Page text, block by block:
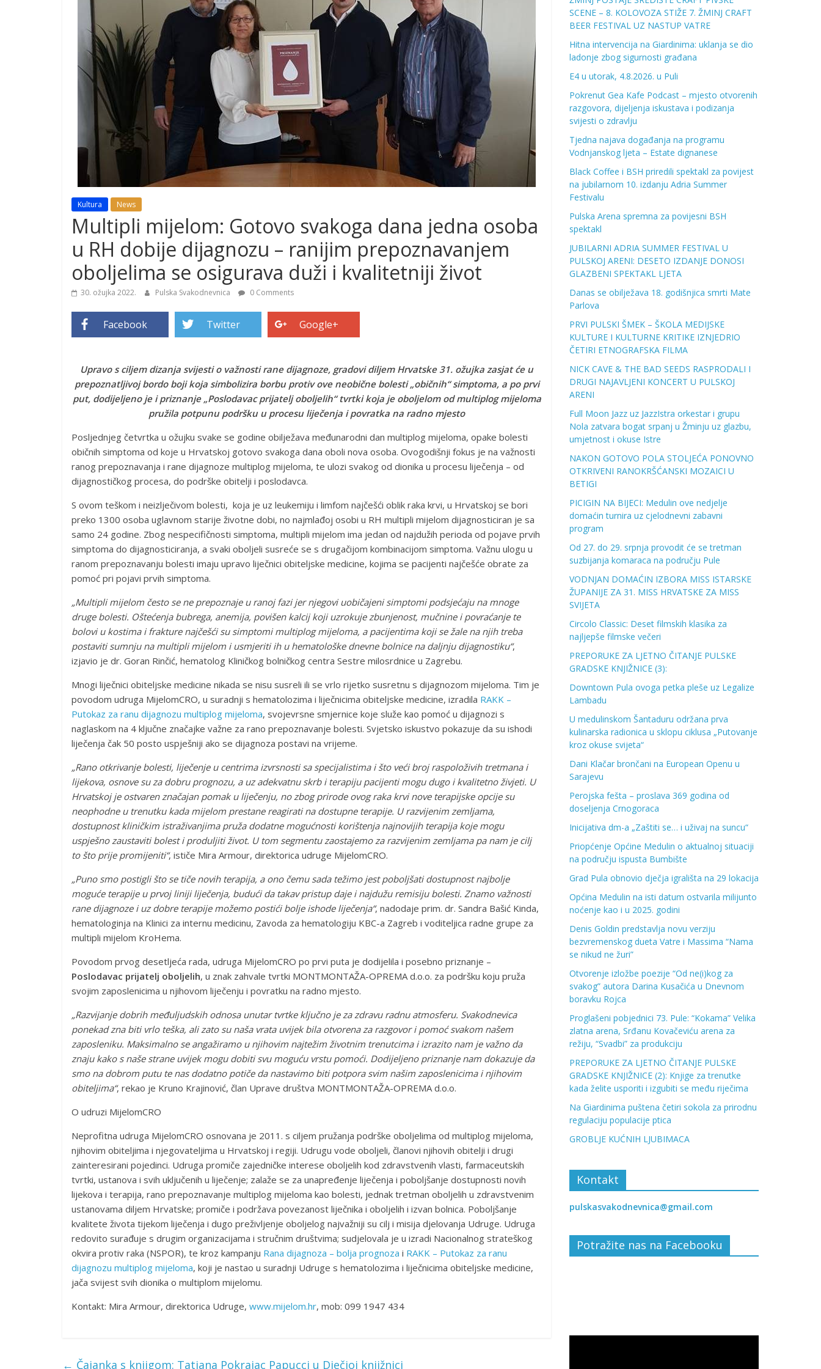
Kultura News
Multipli mijelom: Gotovo svakoga dana jedna osoba
u RH dobije dijagnozu – ranijim prepoznavanjem
oboljelima se osigurava duži i kvalitetniji život
30. ožujka 2022. Pulska Svakodnevnica 0 Comments
Facebook Twitter Google+
Upravo s ciljem dizanja svijesti o važnosti rane dijagnoze, gradovi diljem Hrvatske 31. ožujka zasjat će u
prepoznatljivoj bordo boji koja simbolizira borbu protiv ove neobične bolesti „običnih“ simptoma, a po prvi
put, dodijeljeno je i priznanje „Poslodavac prijatelj oboljelih“ tvrtki koja je oboljelom od multiplog mijeloma
pružila potpunu podršku u procesu liječenja i povratka na radno mjesto
Posljednjeg četvrtka u ožujku svake se godine obilježava međunarodni dan multiplog mijeloma, opake bolesti
običnih simptoma od koje u Hrvatskoj gotovo svakoga dana oboli nova osoba. Ovogodišnji fokus je na važnosti
ranog prepoznavanja i rane dijagnoze multiplog mijeloma, te ulozi svakog od dionika u procesu liječenja – od
dijagnostičkog procesa, do podrške obitelji i poslodavca.
S ovom teškom i neizlječivom bolesti, koja je uz leukemiju i limfom najčešći oblik raka krvi, u Hrvatskoj se bori
preko 1300 osoba uglavnom starije životne dobi, no najmlađoj osobi u RH multipli mijelom dijagnosticiran je sa
samo 24 godine. Zbog nespecifičnosti simptoma, multipli mijelom ima jedan od najdužih perioda od pojave prvih
simptoma do dijagnosticiranja, a svaki oboljeli susreće se s drugačijom kombinacijom simptoma. Važnu ulogu u
ranom prepoznavanju bolesti imaju upravo liječnici obiteljske medicine, kojima se pacijenti najčešće obrate za
pomoć pri pojavi prvih simptoma.
„Multipli mijelom često se ne prepoznaje u ranoj fazi jer njegovi uobičajeni simptomi podsjećaju na mnoge
druge bolesti. Oštećenja bubrega, anemija, povišen kalcij koji uzrokuje zbunjenost, mučnine i povraćanje te
bolovi u kostima i frakture najčešći su simptomi multiplog mijeloma, a pacijentima koji se žale na njih treba
postaviti sumnju na multipli mijelom i usmjeriti ih u hematološke dnevne bolnice na daljnju dijagnostiku“,
izjavio je dr. Goran Rinčić, hematolog Kliničkog bolničkog centra Sestre milosrdnice u Zagrebu.
Mnogi liječnici obiteljske medicine nikada se nisu susreli ili se vrlo rijetko susretnu s dijagnozom mijeloma. Tim je
povodom udruga MijelomCRO, u suradnji s hematolozima i liječnicima obiteljske medicine, izradila RAKK –
Putokaz za ranu dijagnozu multiplog mijeloma, svojevrsne smjernice koje služe kao pomoć u dijagnozi s
naglaskom na 4 ključne značajke važne za rano prepoznavanje bolesti. Svjetsko iskustvo pokazuje da su ishodi
liječenja čak 50 posto uspješniji ako se dijagnoza postavi na vrijeme.
„Rano otkrivanje bolesti, liječenje u centrima izvrsnosti sa specijalistima i što veći broj raspoloživih tretmana i
lijekova, osnove su za dobru prognozu, a uz adekvatnu skrb i terapiju pacijenti mogu dugo i kvalitetno živjeti. U
Hrvatskoj je ostvaren značajan pomak u liječenju, no zbog prirode ovog raka krvi nove terapijske opcije su
neophodne u trenutku kada mijelom prestane reagirati na dostupne terapije. U razvijenim zemljama,
dostupnost kliničkim istraživanjima pruža dodatne mogućnosti korištenja najnovijih terapija koje mogu
uspješno zaustaviti bolest i produljiti život. U tom segmentu zaostajemo za razvijenim zemljama pa nam je cilj
to što prije promijeniti“, ističe Mira Armour, direktorica udruge MijelomCRO.
„Puno smo postigli što se tiče novih terapija, a ono čemu sada težimo jest poboljšati dostupnost najbolje
moguće terapije u prvoj liniji liječenja, budući da takav pristup daje i najdužu remisiju bolesti. Znamo važnosti
rane dijagnoze i uz dobre terapije možemo postići bolje ishode liječenja“, nadodaje prim. dr. Sandra Bašić Kinda,
hematologinja na Klinici za internu medicinu, Zavoda za hematologiju KBC-a Zagreb i voditeljica radne grupe za
multipli mijelom KroHema.
Povodom prvog desetljeća rada, udruga MijelomCRO po prvi puta je dodijelila i posebno priznanje –
Poslodavac prijatelj oboljelih, u znak zahvale tvrtki MONTMONTAŽA-OPREMA d.o.o. za podršku koju pruža
svojim zaposlenicima u njihovom liječenju i povratku na radno mjesto.
„Razvijanje dobrih međuljudskih odnosa unutar tvrtke ključno je za zdravu radnu atmosferu. Svakodnevica
ponekad zna biti vrlo teška, ali zato su naša vrata uvijek bila otvorena za razgovor i pomoć svakom našem
zaposleniku. Maksimalno se angažiramo u njihovim najtežim životnim trenutcima i izrazito nam je važno da
znaju kako s naše strane uvijek mogu dobiti svu moguću vrstu pomoći. Dodijeljeno priznanje nam dokazuje da
smo na dobrom putu te nas dodatno potiče da nastavimo biti potpora svim našim zaposlenicima i njihovim
obiteljima“, rekao je Kruno Krajinović, član Uprave društva MONTMONTAŽA-OPREMA d.o.o.
O udruzi MijelomCRO
Neprofitna udruga MijelomCRO osnovana je 2011. s ciljem pružanja podrške oboljelima od multiplog mijeloma,
njihovim obiteljima i njegovateljima u Hrvatskoj i regiji. Udrugu vode oboljeli, članovi njihovih obitelji i drugi
zainteresirani pojedinci. Udruga promiče zajedničke interese oboljelih kod zdravstvenih vlasti, farmaceutskih
tvrtki, ustanova i svih uključenih u liječenje; zalaže se za unapređenje liječenja i poboljšanje dostupnosti novih
lijekova i terapija, rano prepoznavanje multiplog mijeloma kao bolesti, jednak tretman oboljelih u zdravstvenim
ustanovama diljem Hrvatske; promiče i podržava povezanost liječnika i oboljelih i izvan bolnica. Poboljšanje
kvalitete života tijekom liječenja i dugo preživljenje oboljelog najvažniji su cilj i misija djelovanja Udruge. Udruga
redovito surađuje s drugim organizacijama i stručnim društvima; sudjelovala je u izradi Nacionalnog strateškog
okvira protiv raka (NSPOR), te kroz kampanju Rana dijagnoza – bolja prognoza i RAKK – Putokaz za ranu
dijagnozu multiplog mijeloma, koji je nastao u suradnji Udruge s hematolozima i liječnicima obiteljske medicine,
jača svijest svih dionika o multiplom mijelomu.
Kontakt: Mira Armour, direktorica Udruge, www.mijelom.hr, mob: 099 1947 434
← Čajanka s knjigom: Tatjana Pokrajac Papucci u Dječjoj knjižnici
SCENE – 8. KOLOVOZA STIŽE 7. ŽMINJ CRAFT
BEER FESTIVAL UZ NASTUP VATRE
Hitna intervencija na Giardinima: uklanja se dio
ladonje zbog sigurnosti građana
E4 u utorak, 4.8.2026. u Puli
Pokrenut Gea Kafe Podcast – mjesto otvorenih
razgovora, dijeljenja iskustava i podizanja
svijesti o zdravlju
Tjedna najava događanja na programu
Vodnjanskog ljeta – Estate dignanese
Black Coffee i BSH priredili spektakl za povijest
na jubilarnom 10. izdanju Adria Summer
Festivalu
Pulska Arena spremna za povijesni BSH
spektakl
JUBILARNI ADRIA SUMMER FESTIVAL U
PULSKOJ ARENI: DESETO IZDANJE DONOSI
GLAZBENI SPEKTAKL LJETA
Danas se obilježava 18. godišnjica smrti Mate
Parlova
PRVI PULSKI ŠMEK – ŠKOLA MEDIJSKE
KULTURE I KULTURNE KRITIKE IZNJEDRIO
ČETIRI ETNOGRAFSKA FILMA
NICK CAVE & THE BAD SEEDS RASPRODALI I
DRUGI NAJAVLJENI KONCERT U PULSKOJ
ARENI
Full Moon Jazz uz JazzIstra orkestar i grupu
Nola zatvara bogat srpanj u Žminju uz glazbu,
umjetnost i okuse Istre
NAKON GOTOVO POLA STOLJEĆA PONOVNO
OTKRIVENI RANOKRŠĆANSKI MOZAICI U
BETIGI
PICIGIN NA BIJECI: Medulin ove nedjelje
domaćin turnira uz cjelodnevni zabavni
program
Od 27. do 29. srpnja provodit će se tretman
suzbijanja komaraca na području Pule
VODNJAN DOMAĆIN IZBORA MISS ISTARSKE
ŽUPANIJE ZA 31. MISS HRVATSKE ZA MISS
SVIJETA
Circolo Classic: Deset filmskih klasika za
najljepše filmske večeri
PREPORUKE ZA LJETNO ČITANJE PULSKE
GRADSKE KNJIŽNICE (3):
Downtown Pula ovoga petka pleše uz Legalize
Lambadu
U medulinskom Šantaduru održana prva
kulinarska radionica u sklopu ciklusa „Putovanje
kroz okuse svijeta“
Dani Klačar brončani na European Openu u
Sarajevu
Perojska fešta – proslava 369 godina od
doseljenja Crnogoraca
Inicijativa dm-a „Zaštiti se… i uživaj na suncu“
Priopćenje Općine Medulin o aktualnoj situaciji
na području ispusta Bumbište
Grad Pula obnovio dječja igrališta na 29 lokacija
Općina Medulin na isti datum ostvarila milijunto
noćenje kao i u 2025. godini
Denis Goldin predstavlja novu verziju
bezvremenskog dueta Vatre i Massima “Nama
se nikud ne žuri”
Otvorenje izložbe poezije “Od ne(i)kog za
svakog” autora Darina Kusačića u Dnevnom
boravku Rojca
Proglašeni pobjednici 73. Pule: “Kokama” Velika
zlatna arena, Srđanu Kovačeviću arena za
režiju, “Svadbi” za produkciju
PREPORUKE ZA LJETNO ČITANJE PULSKE
GRADSKE KNJIŽNICE (2): Knjige za trenutke
kada želite usporiti i izgubiti se među riječima
Na Giardinima puštena četiri sokola za prirodnu
regulaciju populacije ptica
GROBLJE KUĆNIH LJUBIMACA
Kontakt
pulskasvakodnevnica@gmail.com
Potražite nas na Facebooku